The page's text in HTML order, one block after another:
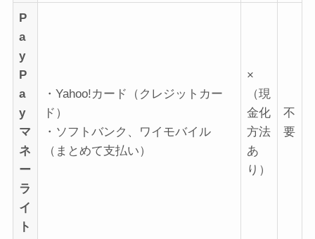
P
a
y
P
a
y
マ
ネ
ー
ラ
イ
ト
・Yahoo!カード（クレジットカー
ド）
・ソフトバンク、ワイモバイル
（まとめて支払い）
×
（現
金化
方法
あ
り）
不
要